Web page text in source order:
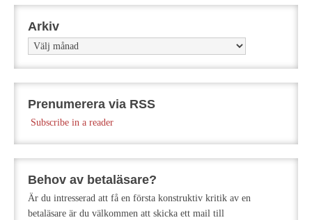
Arkiv
Arkiv
Prenumerera via RSS
Subscribe in a reader
Behov av betaläsare?
Är du intresserad att få en första konstruktiv kritik av en
betaläsare är du välkommen att skicka ett mail till